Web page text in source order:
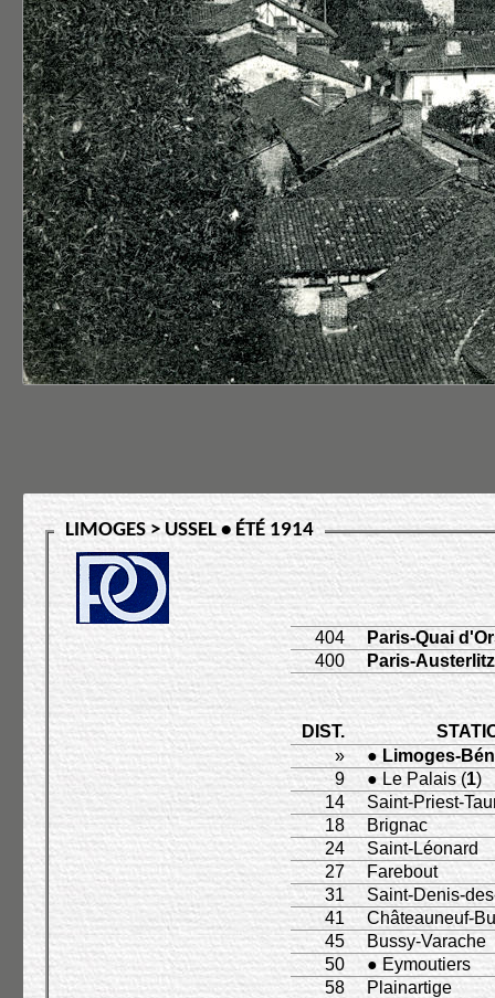
LIMOGES > USSEL • ÉTÉ 1914
404
Paris-Quai
400
Paris-Austerlitz
DIST.
»
● Limoges-
9
● Le Palais (1)
14
Saint-Priest-
18
Brignac
24
Saint-Léonard
27
Farebout
31
Saint-Denis-
41
Châteauneuf-
45
Bussy-Varache
50
● Eymoutiers
58
Plainartige